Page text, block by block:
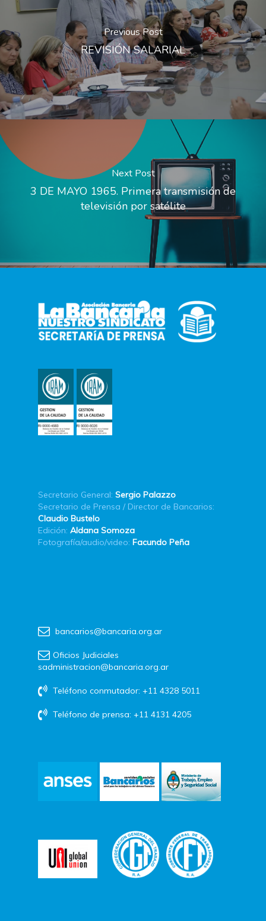
Previous Post
REVISIÓN SALARIAL
Next Post
3 DE MAYO 1965. Primera transmisión de
televisión por satélite
Secretario General: Sergio Palazzo
Secretario de Prensa / Director de Bancarios:
Claudio Bustelo
Edición: Aldana Somoza
Fotografía/audio/video: Facundo Peña
bancarios@bancaria.org.ar
Oficios Judiciales
sadministracion@bancaria.org.ar
Teléfono conmutador: +11 4328 5011
Teléfono de prensa: +11 4131 4205